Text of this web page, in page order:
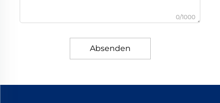
0/1000
Absenden